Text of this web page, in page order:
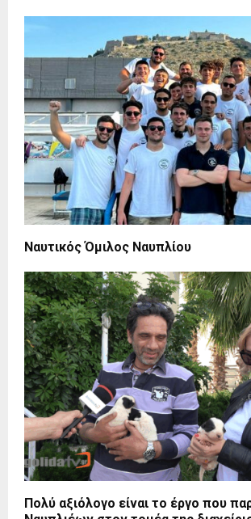
Ναυτικός Όμιλος Ναυπλίου
Πολύ αξιόλογο είναι το έργο που